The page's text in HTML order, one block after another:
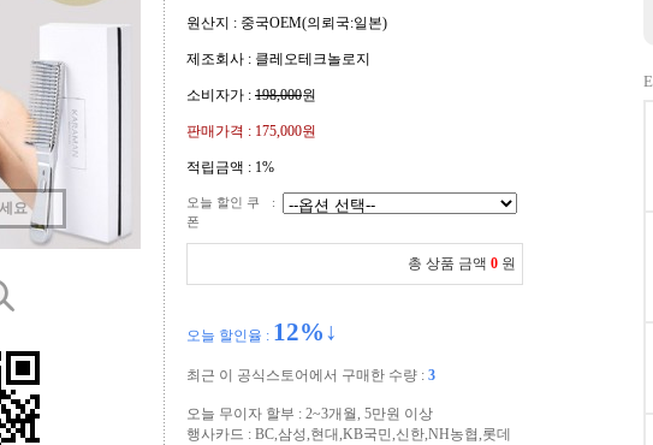
요
원산지 : 중국OEM(의뢰국:일본)
제조회사 : 클레오테크놀로지
소비자가 : 198,000원
판매가격 : 175,000원
적립금액 : 1%
오늘 할인 쿠
폰
:
총 상품 금액 0 원
오늘 할인율 : 12%↓
최근 이 공식스토어에서 구매한 수량 : 3
오늘 무이자 할부 : 2~3개월, 5만원 이상
행사카드 : BC,삼성,현대,KB국민,신한,NH농협,롯데